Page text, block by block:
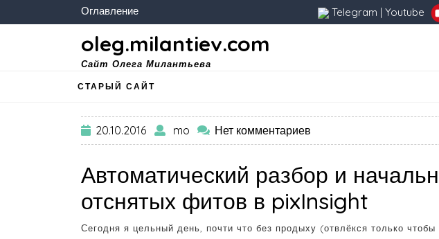
Оглавление Telegram | Youtube
oleg.milantiev.com
Сайт Олега Милантьева
СТАРЫЙ САЙТ
20.10.2016 mo Нет комментариев
Автоматический разбор и
отснятых фитов в pixInsight
Сегодня я цельный день, почти что без продыху (отвлёкся только чтобы